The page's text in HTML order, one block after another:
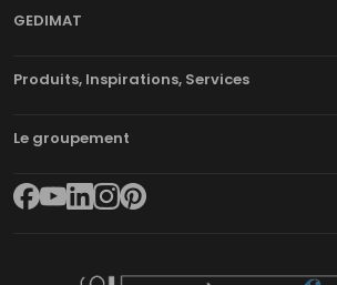
GEDIMAT
Produits, Inspirations, Services
Le groupement